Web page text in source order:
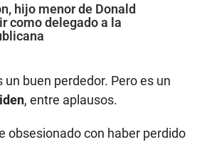
hijo menor de Donald
como delegado a la
un buen perdedor. Pero es un
, entre aplausos.
obsesionado con haber perdido